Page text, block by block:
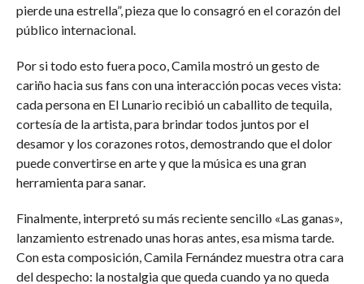
pierde una estrella”, pieza que lo consagró en el corazón del
público internacional.
Por si todo esto fuera poco, Camila mostró un gesto de
cariño hacia sus fans con una interacción pocas veces vista:
cada persona en El Lunario recibió un caballito de tequila,
cortesía de la artista, para brindar todos juntos por el
desamor y los corazones rotos, demostrando que el dolor
puede convertirse en arte y que la música es una gran
herramienta para sanar.
Finalmente, interpretó su más reciente sencillo «Las ganas»,
lanzamiento estrenado unas horas antes, esa misma tarde.
Con esta composición, Camila Fernández muestra otra cara
del despecho: la nostalgia que queda cuando ya no queda